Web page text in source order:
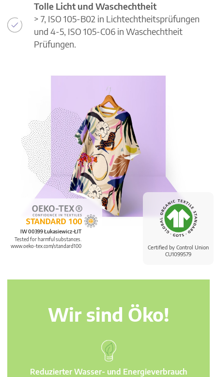
Certified by Control Union
CU1099579
IW 00399 Łukasiewicz-ŁIT
Tested for harmful substances.
www.oeko-tex.com/standard100
Tolle Licht und Waschechtheit
> 7, ISO 105-B02 in Lichtechtheitsprüfungen
und 4-5, ISO 105-C06 in Waschechtheit
Prüfungen.
Wir sind Öko!
Reduzierter Wasser- und Energieverbrauch